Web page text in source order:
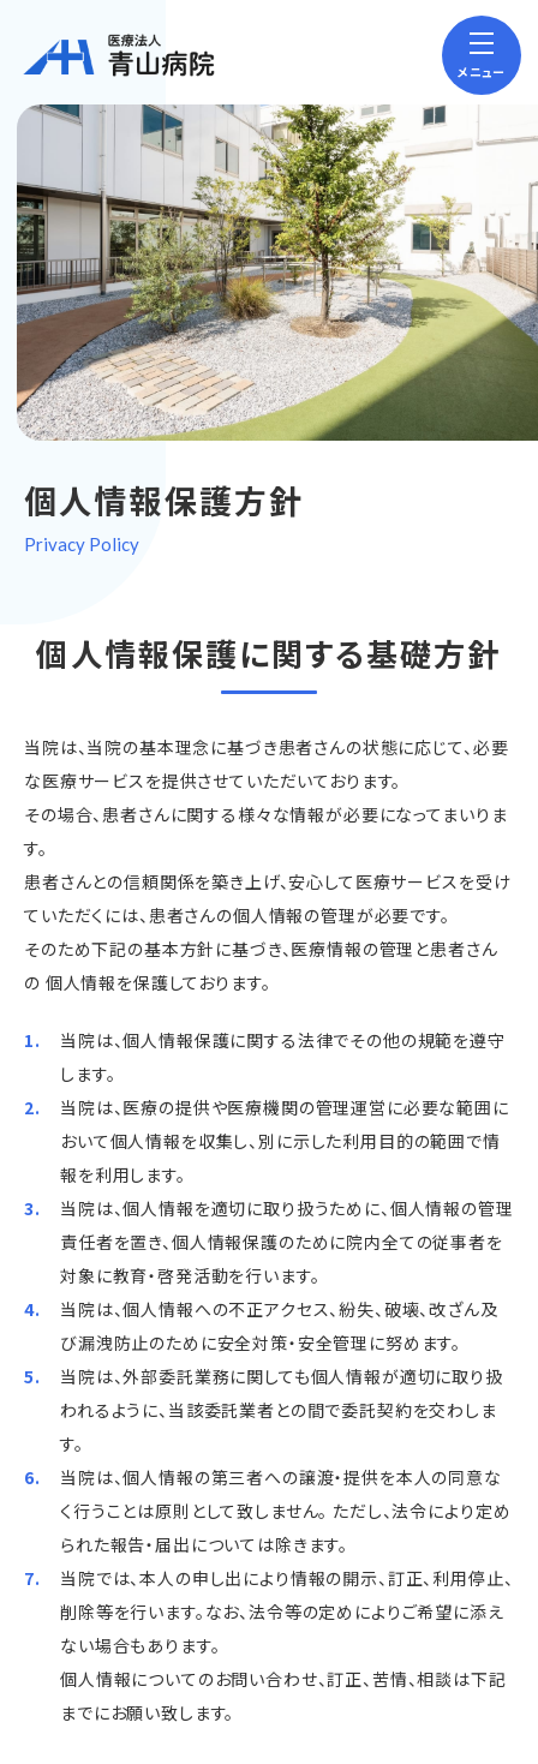
メニュー
個人情報保護方針
Privacy Policy
個人情報保護に関する基礎方針
当院は、当院の基本理念に基づき患者さんの状態に応じて、必要
な医療サービスを提供させていただいております。
その場合、患者さんに関する様々な情報が必要になってまいりま
す。
患者さんとの信頼関係を築き上げ、安心して医療サービスを受け
ていただくには、患者さんの個人情報の管理が必要です。
そのため下記の基本方針に基づき、医療情報の管理と患者さん
の 個人情報を保護しております。
当院は、個人情報保護に関する法律でその他の規範を遵守
します。
当院は、医療の提供や医療機関の管理運営に必要な範囲に
おいて個人情報を収集し、別に示した利用目的の範囲で情
報を利用します。
当院は、個人情報を適切に取り扱うために、個人情報の管理
責任者を置き、個人情報保護のために院内全ての従事者を
対象に教育・啓発活動を行います。
当院は、個人情報への不正アクセス、紛失、破壊、改ざん及
び漏洩防止のために安全対策・安全管理に努めます。
当院は、外部委託業務に関しても個人情報が適切に取り扱
われるように、当該委託業者との間で委託契約を交わしま
す。
当院は、個人情報の第三者への譲渡・提供を本人の同意な
く行うことは原則として致しません。 ただし、法令により定め
られた報告・届出については除きます。
当院では、本人の申し出により情報の開示、訂正、利用停止、
削除等を行います。なお、法令等の定めによりご希望に添え
ない場合もあります。
個人情報についてのお問い合わせ、訂正、苦情、相談は下記
までにお願い致します。